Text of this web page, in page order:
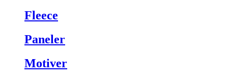
Fleece
Paneler
Motiver